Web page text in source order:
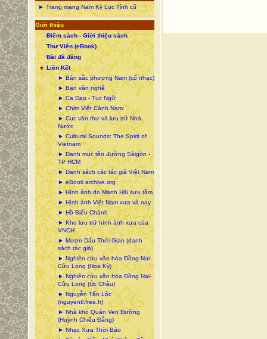
► Trang mạng Nam Kỳ Lục Tỉnh cũ
Giới thiệu
Điểm sách - Giới thiệu sách
Thư Viện (eBook)
Bài đã đăng
▼ Liên Kết
► Bản sắc phương Nam (cổ nhạc)
► Bạn văn nghệ
► Ca Dao - Tục Ngữ
► Chim Việt Cành Nam
► Cục văn thư và lưu trữ Nhà
Nước
► Cultural Sounds: The Spirit of
Vietnam
► Danh mục tên đường Sàigòn -
TP HCM
► Danh sách các tác giả Việt Nam
► eBook archive.org
► Hình ảnh do Mạnh Hải sưu tầm
► Hình ảnh Việt Nam xưa và nay
► Hồ Biểu Chánh
► Kho lưu trữ hình ảnh xưa của
VNCH
► Mượn Dấu Thời Gian (danh
sách tác giả)
► Nghiên cứu văn hóa Đồng Nai-
Cửu Long (Hoa Kỳ)
► Nghiên cứu văn hóa Đồng Nai-
Cửu Long (Úc Châu)
► Nguyễn Tấn Lộc
(nguyentl.free.fr)
► Nhà kho Quán Ven Đường
(Huỳnh Chiếu Đẳng)
► Nhạc Xưa Thời Báo